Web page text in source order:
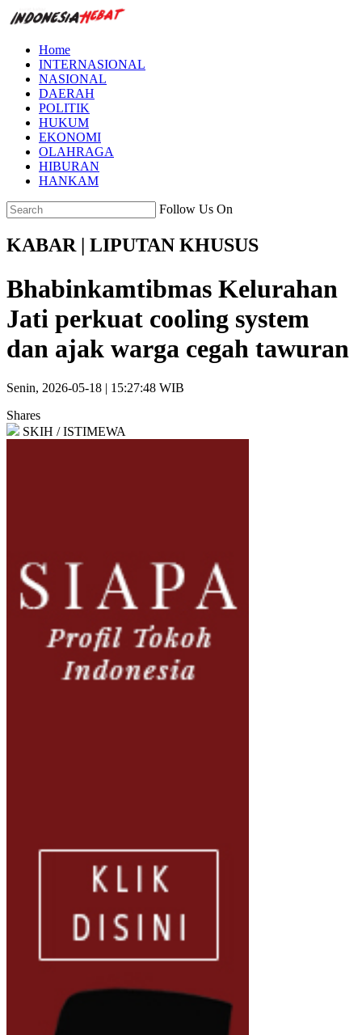
Home
INTERNASIONAL
NASIONAL
DAERAH
POLITIK
HUKUM
EKONOMI
OLAHRAGA
HIBURAN
HANKAM
Follow Us On
KABAR | LIPUTAN KHUSUS
Bhabinkamtibmas Kelurahan
Jati perkuat cooling system
dan ajak warga cegah tawuran
Senin, 2026-05-18 | 15:27:48 WIB
Shares
SKIH / ISTIMEWA